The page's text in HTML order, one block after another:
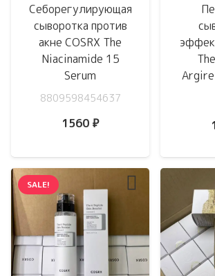
Себорегулирующая
сыворотка против
акне COSRX The
Niacinamide 15
Serum
8809598454637
1560 ₽
SALE!